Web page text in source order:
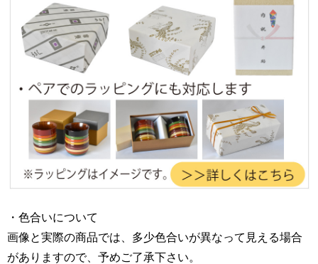
・色合いについて
画像と実際の商品では、多少色合いが異なって見える場合
がありますので、予めご了承下さい。